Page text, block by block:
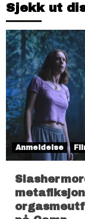
Sjekk ut
Anmeldelse